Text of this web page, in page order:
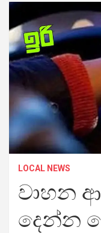
LOCAL NEWS
වාහන
දෙන්න